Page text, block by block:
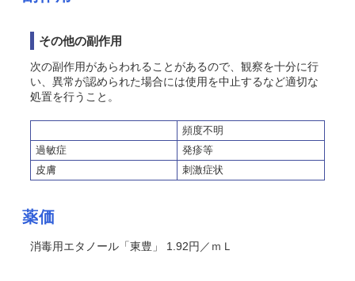
その他の副作用
次の副作用があらわれることがあるので、観察を十分に行
い、異常が認められた場合には使用を中止するなど適切な
処置を行うこと。
頻度不明
過敏症
発疹等
皮膚
刺激症状
薬価
消毒用エタノール「東豊」 1.92円／ｍＬ